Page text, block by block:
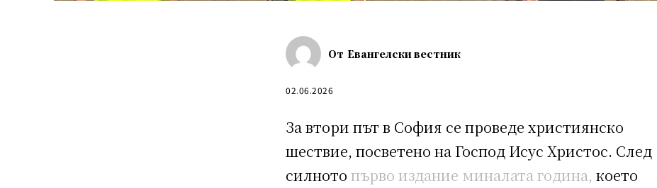
От Евангелски вестник
02.06.2026
За втори път в София се проведе християнско
шествие, посветено на Господ Исус Христос. След
силното първо издание миналата година, което